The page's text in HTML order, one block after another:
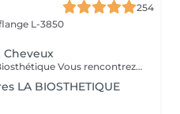
254
L-3850
Cheveux
Diagnostic du cuir chevelu La Biosthétique Vous rencontrez des problèmes au niveau du cuir chevelu ? Cheveux gras, pellicules, démangeaisons ou sécheresse cutanée ? Profitez de notre diagnostic professionnel du cuir chevelu pour identifier les causes et trouver des solutions adaptées à vos besoins. Grâce à une analyse précise, nous vous proposons des recommandations personnalisées pour retrouver un cuir chevelu sain et équilibré. N'hésitez pas à réserver votre rendez-vous dès maintenant
LA BIOSTHETIQUE